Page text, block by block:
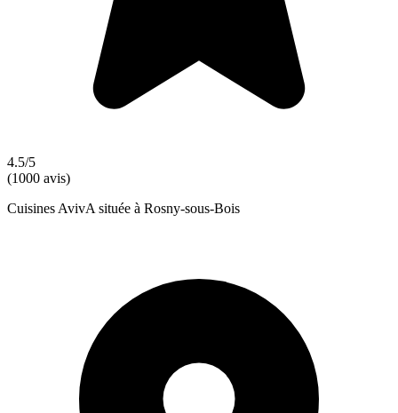
4.5/5
(1000 avis)
Cuisines AvivA située à Rosny-sous-Bois